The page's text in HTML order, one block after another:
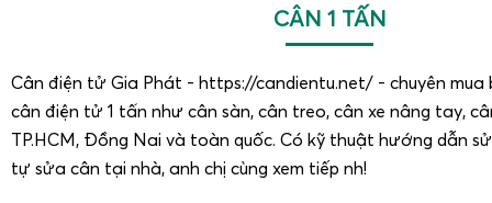
CÂN 1 TẤN
Cân điện tử Gia Phát - https://candientu.net/ - chuyên mua
cân điện tử 1 tấn như cân sàn, cân treo, cân xe nâng tay,
TP.HCM, Đồng Nai và toàn quốc. Có kỹ thuật hướng dẫn sử
tự sửa cân tại nhà, anh chị cùng xem tiếp nh!